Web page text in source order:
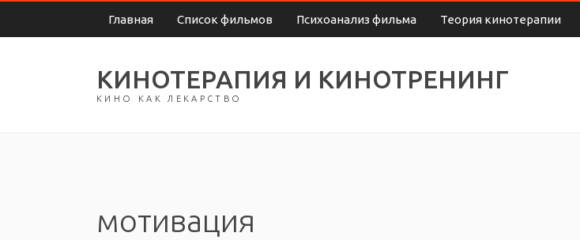
Главная Список фильмов Психоанализ фильма Теория кинотерапии
КИНОТЕРАПИЯ И КИНОТРЕНИНГ
КИНО КАК ЛЕКАРСТВО
мотивация